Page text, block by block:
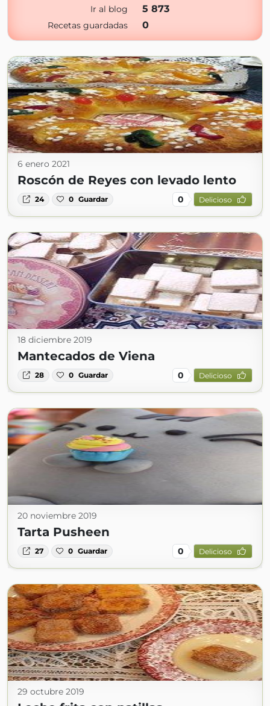
Ir al blog 5 873
Recetas guardadas 0
6 enero 2021
Roscón de Reyes con levado lento
24 0 Guardar 0 Delicioso
18 diciembre 2019
Mantecados de Viena
28 0 Guardar 0 Delicioso
20 noviembre 2019
Tarta Pusheen
27 0 Guardar 0 Delicioso
29 octubre 2019